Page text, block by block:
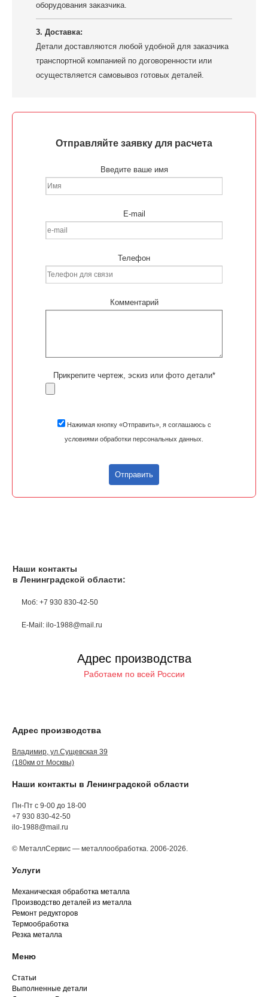
оборудования заказчика.
3. Доставка:
Детали доставляются любой удобной для заказчика
транспортной компанией по договоренности или
осуществляется самовывоз готовых деталей.
Отправляйте заявку для расчета
Введите ваше имя
E-mail
Телефон
Комментарий
Прикрепите чертеж, эскиз или фото детали*
Нажимая кнопку «Отправить», я соглашаюсь с
условиями обработки персональных данных.
Отправить
Наши контакты
в Ленинградской области:
Моб: +7 930 830-42-50
E-Mail: ilo-1988@mail.ru
Адрес производства
Работаем по всей России
Адрес производства
Владимир, ул.Сущевская 39
(180км от Москвы)
Наши контакты в Ленинградской области
Пн-Пт с 9-00 до 18-00
+7 930 830-42-50
ilo-1988@mail.ru
© МеталлСервис — металлообработка. 2006-2026.
Услуги
Механическая обработка металла
Производство деталей из металла
Ремонт редукторов
Термообработка
Резка металла
Меню
Статьи
Выполненные детали